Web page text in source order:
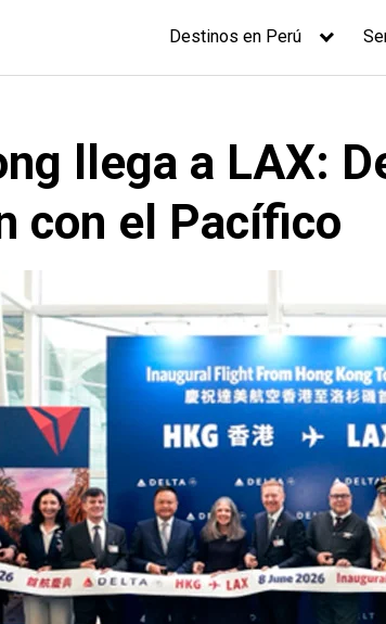
Destinos en Perú
llega a LAX:
con el Pacífico